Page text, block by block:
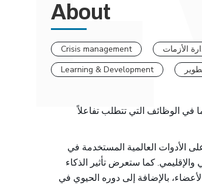
About
Crisis management الأزمات
Learning & Development
في الوظائف التي تتطلب تفاعلاً
الأدوات العالمية المستخدمة في
كما ستعرض تأثير الذكاء
بالإضافة إلى دوره الحيوي في